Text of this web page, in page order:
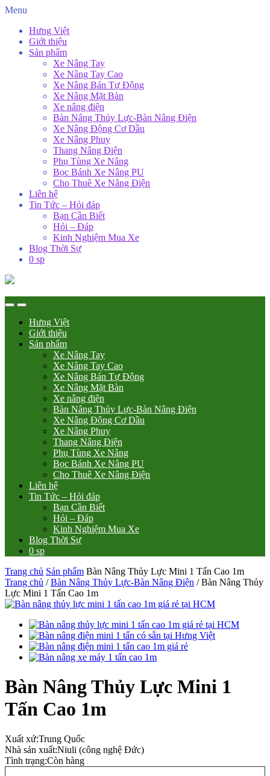
Menu
Hưng Việt
Giới thiệu
Sản phẩm
Xe Nâng Tay
Xe Nâng Tay Cao
Xe Nâng Bán Tự Động
Xe Nâng Mặt Bàn
Xe nâng điện
Bàn Nâng Thủy Lực-Bàn Nâng Điện
Xe Nâng Động Cơ Dầu
Xe Nâng Phuy
Thang Nâng Điện
Phụ Tùng Xe Nâng
Bọc Bánh Xe Nâng PU
Cho Thuê Xe Nâng Điện
Liên hệ
Tin Tức – Hỏi đáp
Bạn Cần Biết
Hỏi – Đáp
Kinh Nghiệm Mua Xe
Blog Thời Sự
0 sp
Hưng Việt
Giới thiệu
Sản phẩm
Xe Nâng Tay
Xe Nâng Tay Cao
Xe Nâng Bán Tự Động
Xe Nâng Mặt Bàn
Xe nâng điện
Bàn Nâng Thủy Lực-Bàn Nâng Điện
Xe Nâng Động Cơ Dầu
Xe Nâng Phuy
Thang Nâng Điện
Phụ Tùng Xe Nâng
Bọc Bánh Xe Nâng PU
Cho Thuê Xe Nâng Điện
Liên hệ
Tin Tức – Hỏi đáp
Bạn Cần Biết
Hỏi – Đáp
Kinh Nghiệm Mua Xe
Blog Thời Sự
0 sp
Trang chủ Sản phẩm Bàn Nâng Thủy Lực Mini 1 Tấn Cao 1m
Trang chủ /Bàn Nâng Thủy Lực-Bàn Nâng Điện / Bàn Nâng Thủy
Lực Mini 1 Tấn Cao 1m
Bàn Nâng Thủy Lực Mini 1
Tấn Cao 1m
Xuất xứ:Trung Quốc
Nhà sản xuất:Niuli (công nghệ Đức)
Tình trạng:Còn hàng